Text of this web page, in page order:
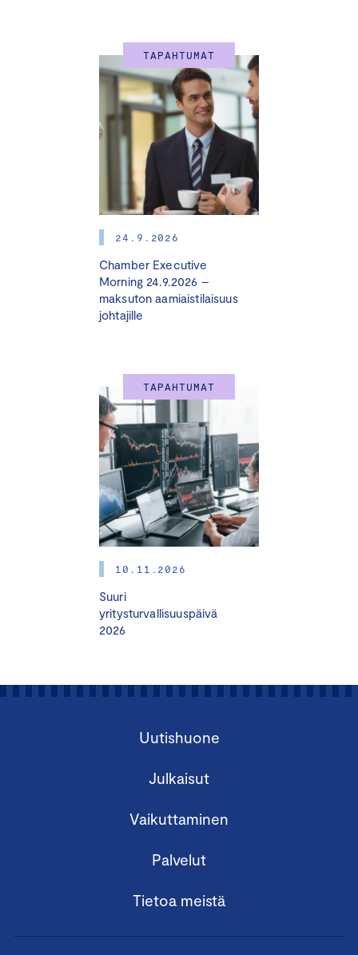
TAPAHTUMAT
24.9.2026
Chamber Executive
Morning 24.9.2026 –
maksuton aamiaistilaisuus
johtajille
TAPAHTUMAT
10.11.2026
Suuri
yritysturvallisuuspäivä
2026
Uutishuone
Julkaisut
Vaikuttaminen
Palvelut
Tietoa meistä